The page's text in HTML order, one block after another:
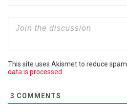
This site uses Akismet to reduce spam.
data is processed.
3 COMMENTS